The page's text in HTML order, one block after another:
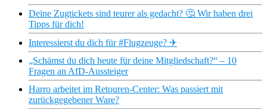
Deine Zugtickets sind teurer als gedacht? 🤔 Wir haben drei
Tipps für dich!
Interessierst du dich für #Flugzeuge? ✈
„Schämst du dich heute für deine Mitgliedschaft?“ – 10
Fragen an AfD-Aussteiger
Harro arbeitet im Retouren-Center: Was passiert mit
zurückgegebener Ware?